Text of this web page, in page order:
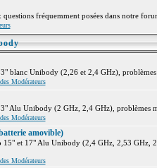
fréquemment posées dans notre
blanc Unibody (2,26 et 2,4 GHz),
Modérateurs
Alu Unibody (2 GHz, 2,4 GHz), problèmes
Modérateurs
amovible)
15" et 17" Alu Unibody (2,4 GHz, 2,53 GHz,
Modérateurs